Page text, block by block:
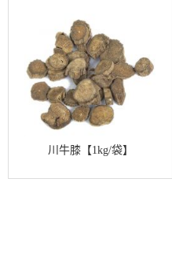
川牛膝【1kg/袋】